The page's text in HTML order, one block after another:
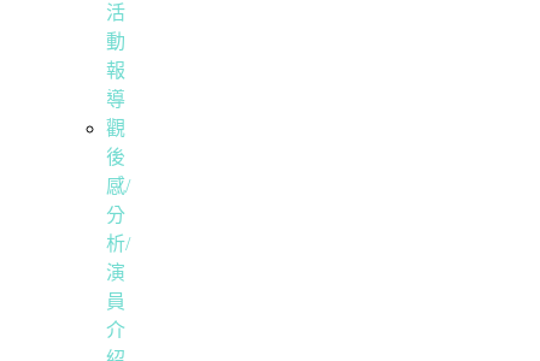
活
動
報
導
觀
後
感/
分
析/
演
員
介